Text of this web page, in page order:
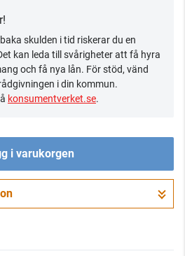
skulden i tid riskerar du en
kan leda till svårigheter att få hyra
och få nya lån. För stöd, vänd
i din kommun.
konsumentverket.se.
i varukorgen
till kassan